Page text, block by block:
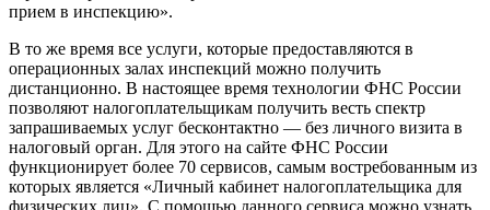
прием в инспекцию».
В то же время все услуги, которые предоставляются в
операционных залах инспекций можно получить
дистанционно. В настоящее время технологии ФНС России
позволяют налогоплательщикам получить весть спектр
запрашиваемых услуг бесконтактно — без личного визита в
налоговый орган. Для этого на сайте ФНС России
функционирует более 70 сервисов, самым востребованным из
которых является «Личный кабинет налогоплательщика для